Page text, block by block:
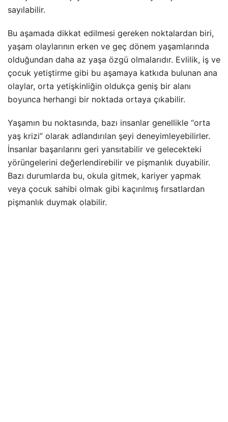
sayılabilir.
Bu aşamada dikkat edilmesi gereken noktalardan biri,
yaşam olaylarının erken ve geç dönem yaşamlarında
olduğundan daha az yaşa özgü olmalarıdır. Evlilik, iş ve
çocuk yetiştirme gibi bu aşamaya katkıda bulunan ana
olaylar, orta yetişkinliğin oldukça geniş bir alanı
boyunca herhangi bir noktada ortaya çıkabilir.
Yaşamın bu noktasında, bazı insanlar genellikle “orta
yaş krizi” olarak adlandırılan şeyi deneyimleyebilirler.
İnsanlar başarılarını geri yansıtabilir ve gelecekteki
yörüngelerini değerlendirebilir ve pişmanlık duyabilir.
Bazı durumlarda bu, okula gitmek, kariyer yapmak
veya çocuk sahibi olmak gibi kaçırılmış fırsatlardan
pişmanlık duymak olabilir.